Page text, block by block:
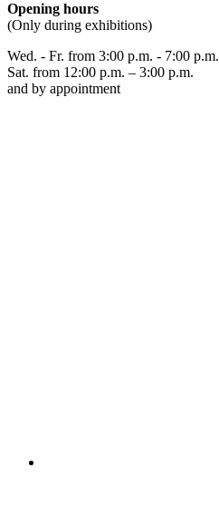
Opening hours
(Only during exhibitions)
Wed. - Fr. from 3:00 p.m. - 7:00 p.m.
Sat. from 12:00 p.m. – 3:00 p.m.
and by appointment